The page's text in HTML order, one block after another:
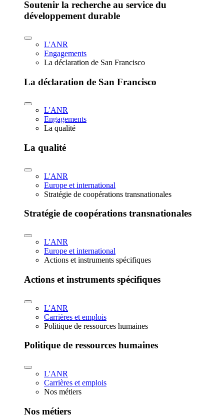
Soutenir la recherche au service du
développement durable
L'ANR
Engagements
La déclaration de San Francisco
La déclaration de San Francisco
L'ANR
Engagements
La qualité
La qualité
L'ANR
Europe et international
Stratégie de coopérations transnationales
Stratégie de coopérations transnationales
L'ANR
Europe et international
Actions et instruments spécifiques
Actions et instruments spécifiques
L'ANR
Carrières et emplois
Politique de ressources humaines
Politique de ressources humaines
L'ANR
Carrières et emplois
Nos métiers
Nos métiers